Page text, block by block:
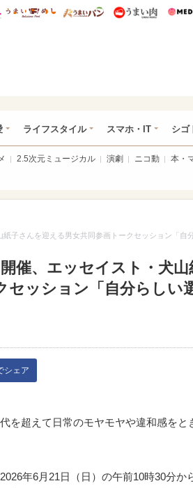
研 ディズニー特集
mimot. うまいめし うまいパン うま
ライフスタイル スマホ・IT シゴ
2.5次元ミュージカル 演劇 ニコ動 本・
子さんを迎える男女共同参画トークセッション「自
催、エッセイスト・犬
セッション「自分らしい
シェア
を超えて日常のモヤモヤや違和感をと
年6月21日（日）の午前10時30分か